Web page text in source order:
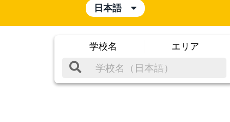
日本語
学校名 エリア